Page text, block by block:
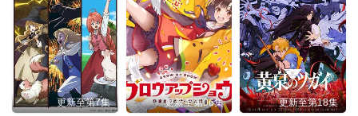
更新至第7集 更新至第06集 更新至第18集